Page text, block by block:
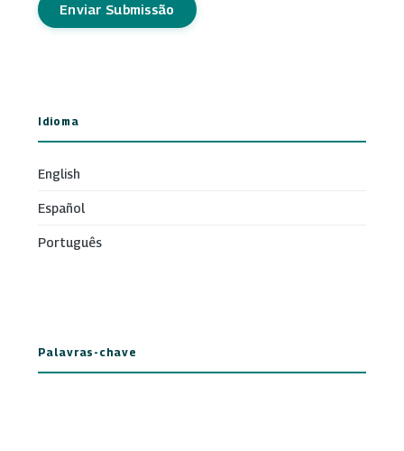
Enviar Submissão
Idioma
English
Español
Português
Palavras-chave